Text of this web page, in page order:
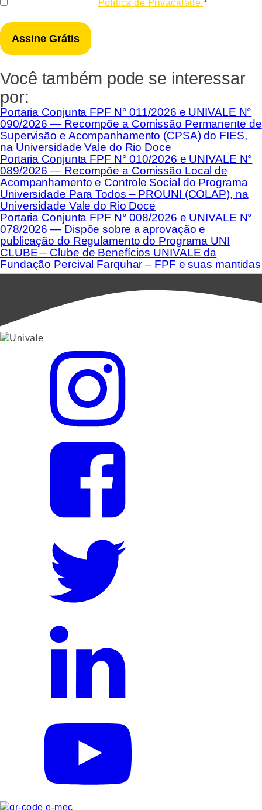
Política de Privacidade. *
Você também pode se interessar
por:
Portaria Conjunta FPF N° 011/2026 e UNIVALE N°
090/2026 — Recompõe a Comissão Permanente de
Supervisão e Acompanhamento (CPSA) do FIES,
na Universidade Vale do Rio Doce
Portaria Conjunta FPF N° 010/2026 e UNIVALE N°
089/2026 — Recompõe a Comissão Local de
Acompanhamento e Controle Social do Programa
Universidade Para Todos – PROUNI (COLAP), na
Universidade Vale do Rio Doce
Portaria Conjunta FPF N° 008/2026 e UNIVALE N°
078/2026 — Dispõe sobre a aprovação e
publicação do Regulamento do Programa UNI
CLUBE – Clube de Benefícios UNIVALE da
Fundação Percival Farquhar – FPF e suas mantidas